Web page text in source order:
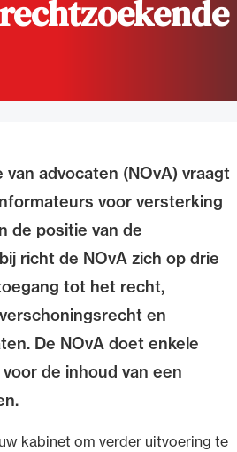
advocaten (NOvA) vraagt
voor versterking
de positie van de
richt de NOvA zich op drie
tot het recht,
en
De NOvA doet enkele
de inhoud van een
kabinet om verder uitvoering te
voor de advocatuur.
tot de Verordening op
en de Regeling op de